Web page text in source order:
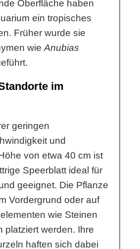
Oberfläche haben
ein tropisches
Früher wurde sie
wie Anubias
im
geringen
und
von etwa 40 cm ist
Speerblatt ideal für
geeignet. Die Pflanze
Vordergrund oder auf
wie Steinen
platziert werden. Ihre
haften sich dabei